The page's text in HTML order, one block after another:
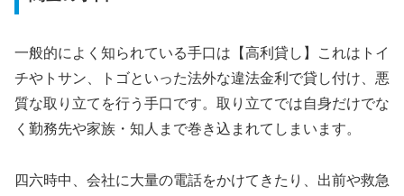
一般的によく知られている手口は【高利貸し】これはトイ
チやトサン、トゴといった法外な違法金利で貸し付け、悪
質な取り立てを行う手口です。取り立てでは自身だけでな
く勤務先や家族・知人まで巻き込まれてしまいます。
四六時中、会社に大量の電話をかけてきたり、出前や救急